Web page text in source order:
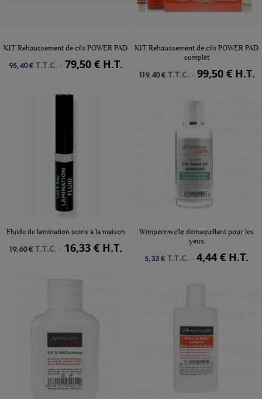
KIT Rehaussement de cils POWER PAD
95,40 € T.T.C. - 79,50 € H.T.
KIT Rehaussement de cils POWER PAD
complet
119,40 € T.T.C. - 99,50 € H.T.
Fluide de lamination soins à la maison
19,60 € T.T.C. - 16,33 € H.T.
Wimpernwelle démaquillant pour les
yeux
5,33 € T.T.C. - 4,44 € H.T.